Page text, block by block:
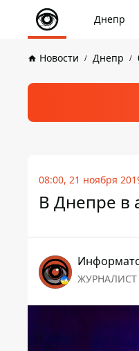
Днепр
Новости Днепр
08:00, 21 ноября
В Днепре в
ЖУРНАЛИСТ